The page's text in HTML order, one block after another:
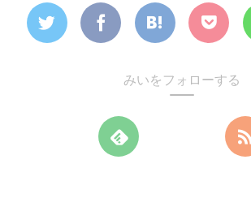
みいをフォローする